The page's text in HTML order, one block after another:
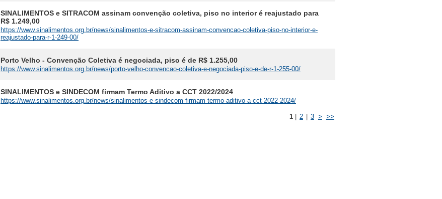
SINALIMENTOS e SITRACOM assinam convenção coletiva, piso no interior é reajustado para
R$ 1.249,00
https://www.sinalimentos.org.br/news/sinalimentos-e-sitracom-assinam-convencao-coletiva-piso-no-interior-e-
reajustado-para-r-1-249-00/
Porto Velho - Convenção Coletiva é negociada, piso é de R$ 1.255,00
https://www.sinalimentos.org.br/news/porto-velho-convencao-coletiva-e-negociada-piso-e-de-r-1-255-00/
SINALIMENTOS e SINDECOM firmam Termo Aditivo a CCT 2022/2024
https://www.sinalimentos.org.br/news/sinalimentos-e-sindecom-firmam-termo-aditivo-a-cct-2022-2024/
1 2 3 > >>